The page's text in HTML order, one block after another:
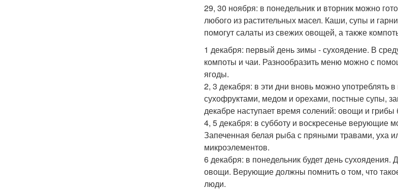
29, 30 ноября: в понедельник и вторник можно
любого из растительных масел. Каши, супы и
помогут салаты из свежих овощей, а также
1 декабря: первый день зимы - сухоядение. В
компоты и чаи. Разнообразить меню можно с
ягоды.
2, 3 декабря: в эти дни вновь можно употреблять
сухофруктами, медом и орехами, постные супы,
декабре наступает время солений: овощи и
4, 5 декабря: в субботу и воскресенье верующие
Запеченная белая рыба с пряными травами, уха
микроэлементов.
6 декабря: в понедельник будет день
овощи. Верующие должны помнить о том, что
люди.